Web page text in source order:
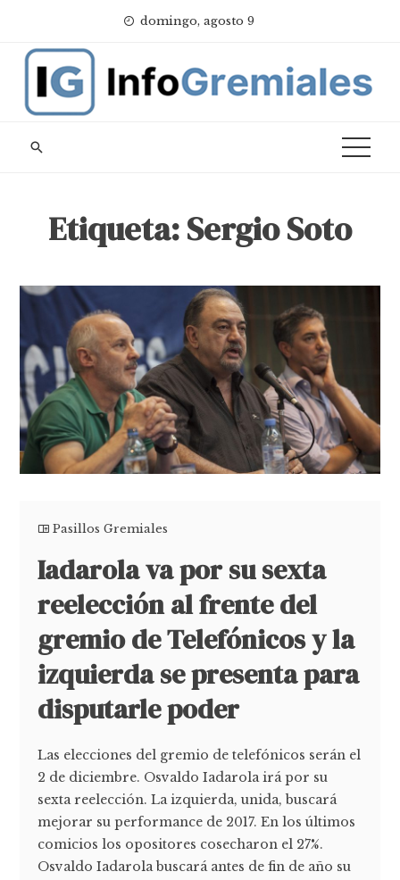
content
domingo, agosto 9
Etiqueta:Sergio Soto
Pasillos Gremiales
Iadarola va por su sexta
reelección al frente del
gremio de Telefónicos y la
izquierda se presenta para
disputarle poder
Las elecciones del gremio de telefónicos serán el
2 de diciembre. Osvaldo Iadarola irá por su
sexta reelección. La izquierda, unida, buscará
mejorar su performance de 2017. En los últimos
comicios los opositores cosecharon el 27%.
Osvaldo Iadarola buscará antes de fin de año su